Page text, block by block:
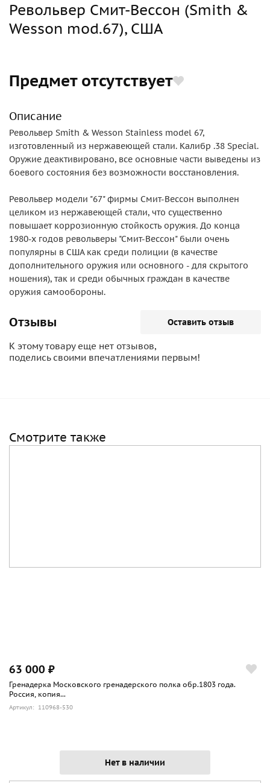
Револьвер Смит-Вессон (Smith &
Wesson mod.67), США
Предмет отсутствует
Описание
Револьвер Smith & Wesson Stainless model 67,
изготовленный из нержавеющей стали. Калибр .38 Special.
Оружие деактивировано, все основные части выведены из
боевого состояния без возможности восстановления.
Револьвер модели "67" фирмы Смит-Вессон выполнен
целиком из нержавеющей стали, что существенно
повышает коррозионную стойкость оружия. До конца
1980-х годов револьверы "Смит-Вессон" были очень
популярны в США как среди полиции (в качестве
дополнительного оружия или основного - для скрытого
ношения), так и среди обычных граждан в качестве
оружия самообороны.
Отзывы Оставить отзыв
К этому товару еще нет отзывов,
поделись своими впечатлениями первым!
Смотрите также
63 000 ₽
Гренадерка Московского гренадерского полка обр.1803 года.
Россия, копия...
Артикул: 110968-530
Нет в наличии